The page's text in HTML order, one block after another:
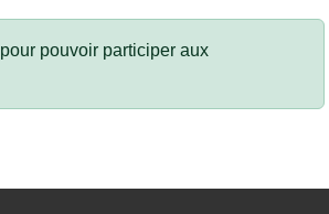
pour pouvoir participer aux